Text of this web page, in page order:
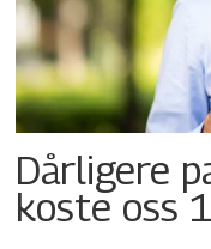
Dårligere
koste oss